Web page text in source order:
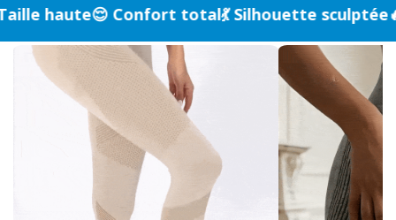
😌 Confort total💃 Silhouette sculptée 🔥 Anti-